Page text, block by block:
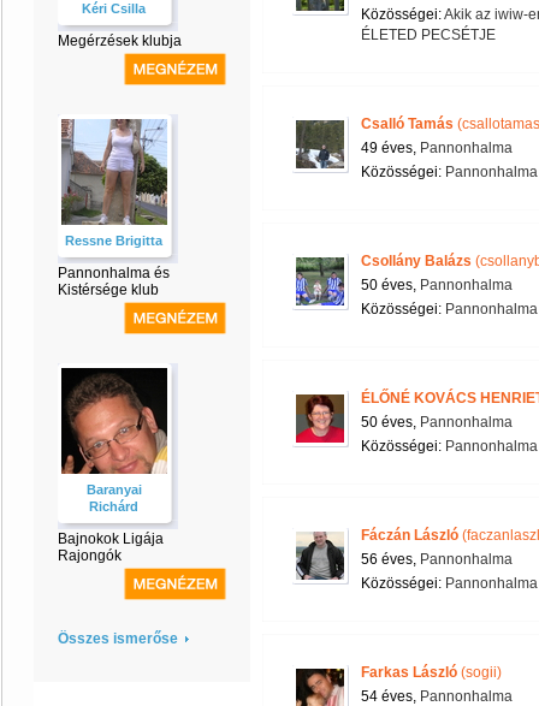
Kéri Csilla
Megérzések klubja
Ressne Brigitta
Pannonhalma és
Kistérsége klub
Baranyai
Richárd
Bajnokok Ligája
Rajongók
Összes ismerőse
Közösségei:Akik az iwiw-
ÉLETED PECSÉTJE
Csalló Tamás
49 éves, Pannonhalma
Közösségei:
Csollány Balázs
50 éves, Pannonhalma
Közösségei:
ÉLŐNÉ KOVÁCS
50 éves, Pannonhalma
Közösségei:
Fáczán László
56 éves, Pannonhalma
Közösségei:
Farkas László (sogii)
54 éves, Pannonhalma